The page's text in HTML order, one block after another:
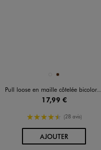
Disponible en 2 coloris
BLEU STANDARD
MARRON
Pull loose en maille côtelée bicolore col cheminée fille
17,99 €
4.5/5 de moyenne
(28 avis)
AJOUTERAU PANIER